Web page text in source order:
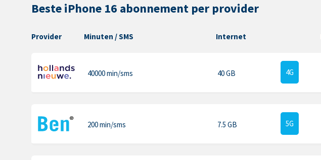
Beste iPhone 16 abonnement per provider
Provider Minuten / SMS Internet
40000 min/sms 40 GB 4G
200 min/sms 7.5 GB 5G